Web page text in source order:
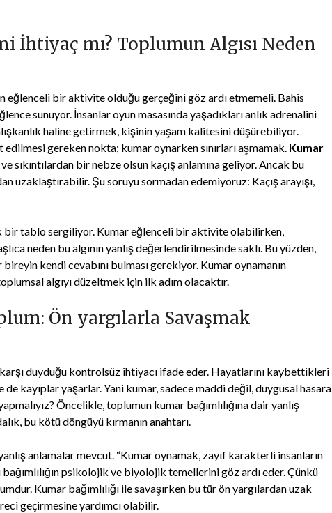
İhtiyaç mı? Toplumun Algısı Neden
eğlenceli bir aktivite olduğu gerçeğini göz ardı etmemeli. Bahis
sunuyor. İnsanlar oyun masasında yaşadıkları anlık adrenalini
haline getirmek, kişinin yaşam kalitesini düşürebiliyor.
edilmesi gereken nokta; kumar oynarken sınırları aşmamak. Kumar
sıkıntılardan bir nebze olsun kaçış anlamına geliyor. Ancak bu
uzaklaştırabilir. Şu soruyu sormadan edemiyoruz: Kaçış arayışı,
bir tablo sergiliyor. Kumar eğlenceli bir aktivite olabilirken,
neden bu algının yanlış değerlendirilmesinde saklı. Bu yüzden,
kendi cevabını bulması gerekiyor. Kumar oynamanın
algıyı düzeltmek için ilk adım olacaktır.
Ön yargılarla Savaşmak
duyduğu kontrolsüz ihtiyacı ifade eder. Hayatlarını kaybettikleri
kayıplar yaşarlar. Yani kumar, sadece maddi değil, duygusal hasara
Öncelikle, toplumun kumar bağımlılığına dair yanlış
bu kötü döngüyü kırmanın anahtarı.
anlamalar mevcut. “Kumar oynamak, zayıf karakterli insanların
psikolojik ve biyolojik temellerini göz ardı eder. Çünkü
Kumar bağımlılığı ile savaşırken bu tür ön yargılardan uzak
geçirmesine yardımcı olabilir.